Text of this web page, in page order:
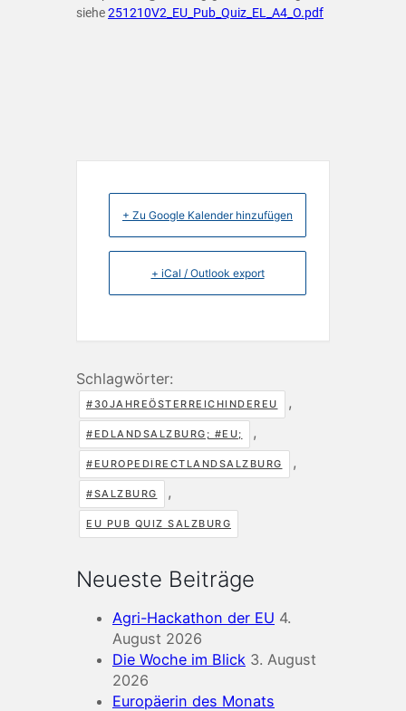
siehe251210V2_EU_Pub_Quiz_EL_A4_O.pdf
+ Zu Google Kalender hinzufügen
+ iCal / Outlook export
Schlagwörter:
#30JAHREÖSTERREICHINDEREU ,
#EDLANDSALZBURG; #EU; ,
#EUROPEDIRECTLANDSALZBURG ,
#SALZBURG ,
EU PUB QUIZ SALZBURG
Neueste Beiträge
Agri-Hackathon der EU 4.
August 2026
Die Woche im Blick 3. August
2026
Europäerin des Monats